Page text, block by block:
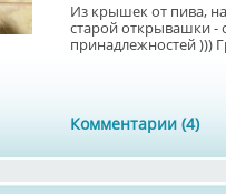
Из крышек от пива,
старой открывашки -
принадлежностей )))
Комментарии (4)